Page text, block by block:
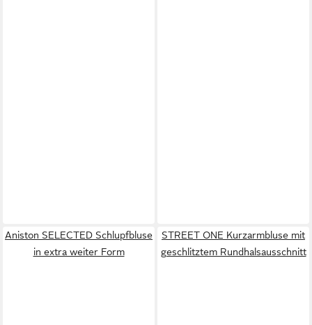
Aniston SELECTED Schlupfbluse
in extra weiter Form
STREET ONE Kurzarmbluse mit
geschlitztem Rundhalsausschnitt